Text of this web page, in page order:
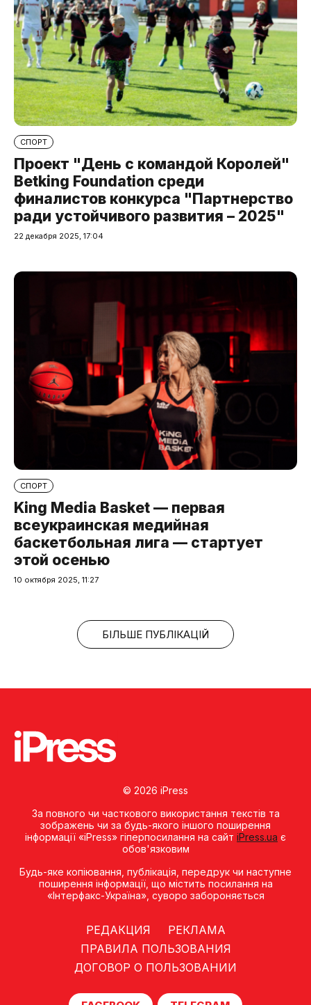
СПОРТ
Проект "День с командой Королей"
Betking Foundation среди
финалистов конкурса "Партнерство
ради устойчивого развития – 2025"
22 декабря 2025, 17:04
СПОРТ
King Media Basket — первая
всеукраинская медийная
баскетбольная лига — стартует
этой осенью
10 октября 2025, 11:27
БІЛЬШЕ ПУБЛІКАЦІЙ
© 2026 iPress
За повного чи часткового використання текстів та
зображень чи за будь-якого іншого поширення
інформації «iPress» гіперпосилання на сайт iPress.ua є
обов'язковим
Будь-яке копiювання, публiкацiя, передрук чи наступне
поширення iнформацiї, що мiстить посилання на
«Iнтерфакс-Україна», суворо забороняється
РЕДАКЦИЯ
РЕКЛАМА
ПРАВИЛА ПОЛЬЗОВАНИЯ
ДОГОВОР О ПОЛЬЗОВАНИИ